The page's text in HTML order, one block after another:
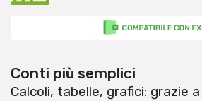
Conti più semplici
Calcoli, tabelle, grafici: grazie